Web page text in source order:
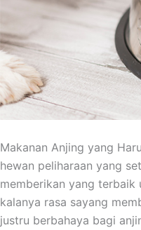
Makanan Anjing yang
hewan peliharaan yang
memberikan yang terbaik
kalanya rasa sayang
justru berbahaya bagi